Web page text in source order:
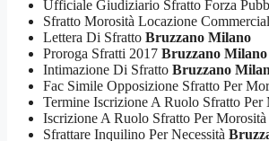
Ufficiale Giudiziario Sfratto Forza
Sfratto Morosità Locazione
Lettera Di Sfratto Bruzzano Milano
Proroga Sfratti 2017 Bruzzano Milano
Intimazione Di Sfratto Bruzzano
Fac Simile Opposizione Sfratto Per
Termine Iscrizione A Ruolo Sfratto Per
Iscrizione A Ruolo Sfratto Per Morosità
Sfrattare Inquilino Per Necessità